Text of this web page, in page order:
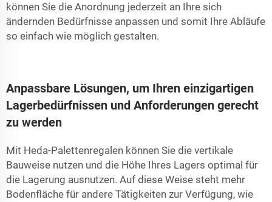
können Sie die Anordnung jederzeit an Ihre sich
ändernden Bedürfnisse anpassen und somit Ihre Abläufe
so einfach wie möglich gestalten.
Anpassbare Lösungen, um Ihren einzigartigen
Lagerbedürfnissen und Anforderungen gerecht
zu werden
Mit Heda-Palettenregalen können Sie die vertikale
Bauweise nutzen und die Höhe Ihres Lagers optimal für
die Lagerung ausnutzen. Auf diese Weise steht mehr
Bodenfläche für andere Tätigkeiten zur Verfügung, wie